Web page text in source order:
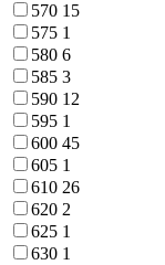
570 15
575 1
580 6
585 3
590 12
595 1
600 45
605 1
610 26
620 2
625 1
630 1